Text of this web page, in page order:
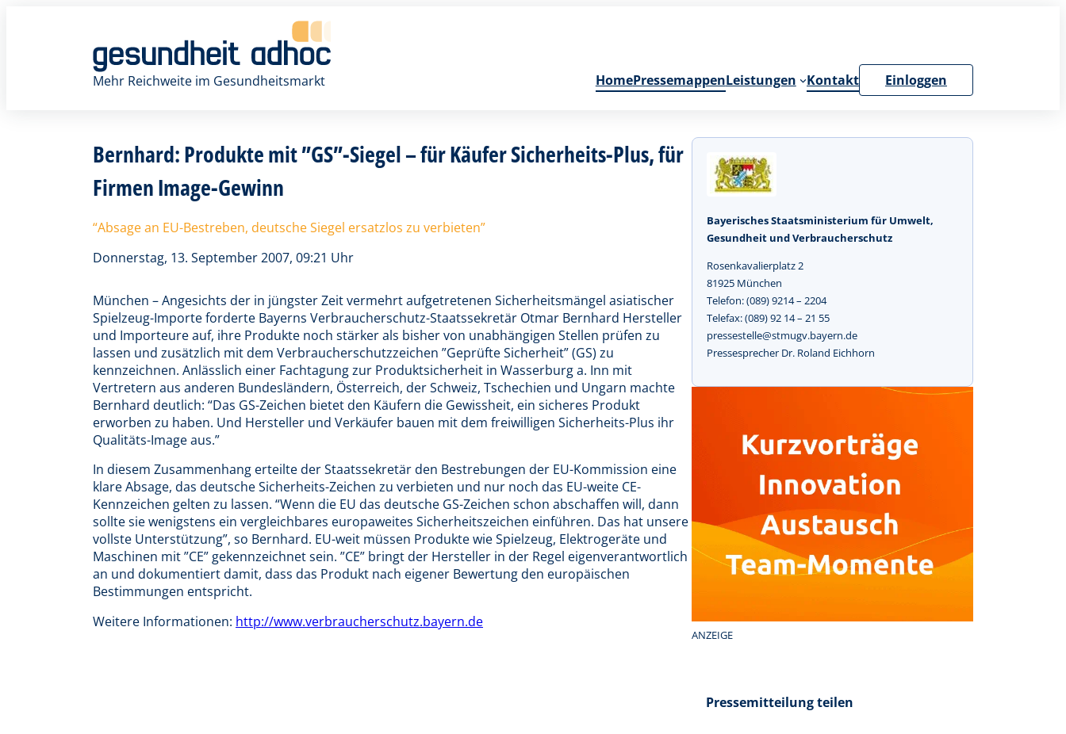
Mehr Reichweite im Gesundheitsmarkt
HomePressemappenLeistungen Kontakt Einloggen
Bernhard: Produkte mit ”GS”-Siegel – für Käufer Sicherheits-Plus, für
Firmen Image-Gewinn
“Absage an EU-Bestreben, deutsche Siegel ersatzlos zu verbieten”
Donnerstag, 13. September 2007, 09:21 Uhr
München – Angesichts der in jüngster Zeit vermehrt aufgetretenen Sicherheitsmängel asiatischer
Spielzeug-Importe forderte Bayerns Verbraucherschutz-Staatssekretär Otmar Bernhard Hersteller
und Importeure auf, ihre Produkte noch stärker als bisher von unabhängigen Stellen prüfen zu
lassen und zusätzlich mit dem Verbraucherschutzzeichen ”Geprüfte Sicherheit” (GS) zu
kennzeichnen. Anlässlich einer Fachtagung zur Produktsicherheit in Wasserburg a. Inn mit
Vertretern aus anderen Bundesländern, Österreich, der Schweiz, Tschechien und Ungarn machte
Bernhard deutlich: “Das GS-Zeichen bietet den Käufern die Gewissheit, ein sicheres Produkt
erworben zu haben. Und Hersteller und Verkäufer bauen mit dem freiwilligen Sicherheits-Plus ihr
Qualitäts-Image aus.”
In diesem Zusammenhang erteilte der Staatssekretär den Bestrebungen der EU-Kommission eine
klare Absage, das deutsche Sicherheits-Zeichen zu verbieten und nur noch das EU-weite CE-
Kennzeichen gelten zu lassen. “Wenn die EU das deutsche GS-Zeichen schon abschaffen will, dann
sollte sie wenigstens ein vergleichbares europaweites Sicherheitszeichen einführen. Das hat unsere
vollste Unterstützung”, so Bernhard. EU-weit müssen Produkte wie Spielzeug, Elektrogeräte und
Maschinen mit ”CE” gekennzeichnet sein. ”CE” bringt der Hersteller in der Regel eigenverantwortlich
an und dokumentiert damit, dass das Produkt nach eigener Bewertung den europäischen
Bestimmungen entspricht.
Weitere Informationen: http://www.verbraucherschutz.bayern.de
Bayerisches Staatsministerium für Umwelt,
Gesundheit und Verbraucherschutz
Rosenkavalierplatz 2
81925 München
Telefon: (089) 9214 – 2204
Telefax: (089) 92 14 – 21 55
pressestelle@stmugv.bayern.de
Pressesprecher Dr. Roland Eichhorn
ANZEIGE
Pressemitteilung teilen